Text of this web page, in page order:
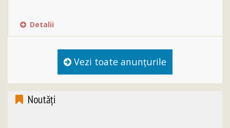
Detalii
Vezi toate anunţurile
Noutăţi